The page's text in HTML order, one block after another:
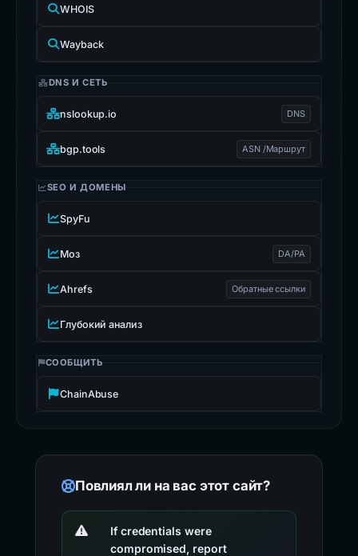
WHOIS
Wayback
DNS И СЕТЬ
nslookup.io DNS
bgp.tools ASN /Маршрут
SEO И ДОМЕНЫ
SpyFu
Моз DA/PA
Ahrefs Обратные ссылки
Глубокий анализ
СООБЩИТЬ
ChainAbuse
Повлиял ли на вас этот сайт?
If credentials were
compromised, report